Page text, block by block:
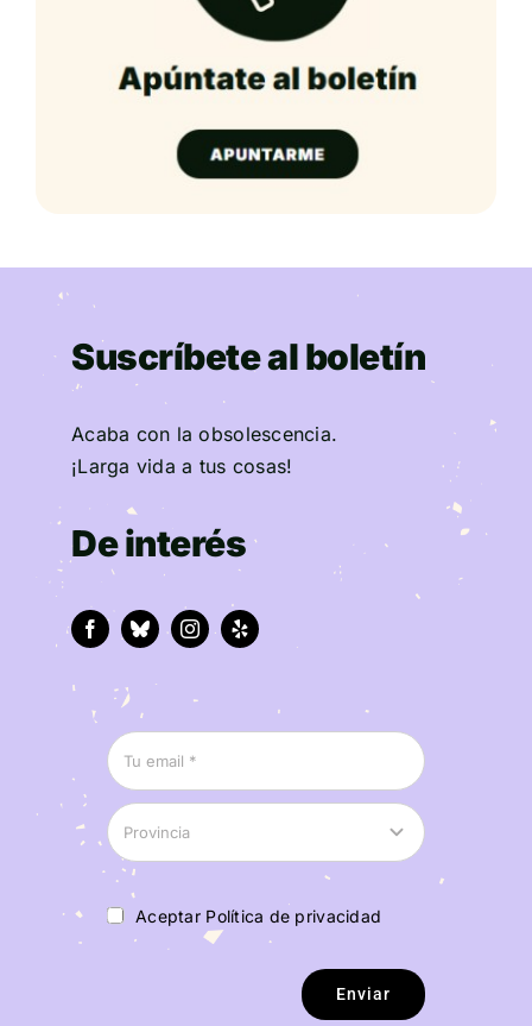
Suscríbete al boletín
Acaba con la obsolescencia.
¡Larga vida a tus cosas!
De interés
Aceptar Política de privacidad
Enviar